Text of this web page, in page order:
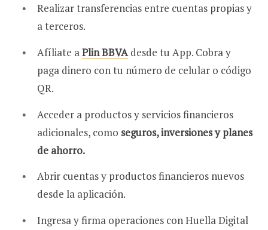
Realizar transferencias entre cuentas propias y
a terceros.
Afíliate aPlin BBVAdesde tu App. Cobra y
paga dinero con tu número de celular o código
QR.
Acceder a productos y servicios financieros
adicionales, como seguros, inversiones y planes
de ahorro.
Abrir cuentas y productos financieros nuevos
desde la aplicación.
Ingresa y firma operaciones con Huella Digital